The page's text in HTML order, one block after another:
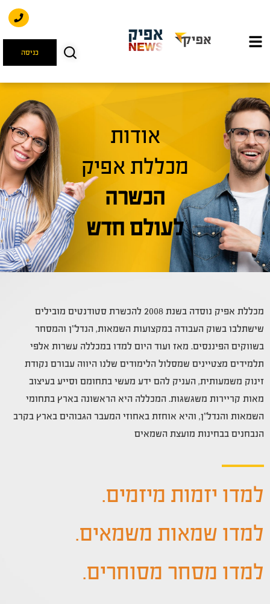
כניסה
אודות
מכללת אפיק
הכשרה
לעולם חדש
מכללת אפיק נוסדה בשנת 2008 להכשרת סטודנטים מובילים
שישתלבו בשוק העבודה במקצועות השמאות, הנדל”ן והמסחר
בשווקים הפיננסים. מאז ועוד היום למדו במכללה עשרות אלפי
תלמידים מצטיינים שמסלול הלימודים שלנו היווה עבורם נקודת
זינוק משמעותית, העניק להם ידע מעשי בתחומם וסייע בעיצוב
מאות קריירות משגשגות. המכללה היא הראשונה בארץ בתחומי
השמאות והנדל”ן, והיא אוחזת באחוזי המעבר הגבוהים בארץ בקרב
הנבחנים בבחינות מועצת השמאים
למדו יזמות מיזמים.
למדו שמאות משמאים.
למדו מסחר מסוחרים.